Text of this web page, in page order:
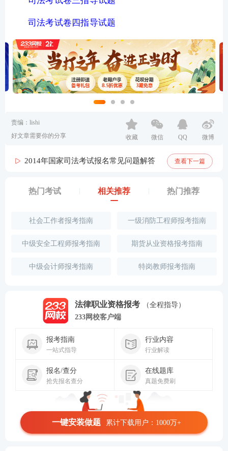
司法考试卷四指导试题
责编：lishi
好文章需要你的分享
收藏 微信 QQ 微博
2014年国家司法考试报名常见问题解答 查看下一篇
热门考试 相关推荐 热门推荐
社会工作者报考指南 一级消防工程师报考指南
中级安全工程师报考指南 期货从业资格报考指南
中级会计师报考指南 特岗教师报考指南
法律职业资格报考
（全程指导）
233网校客户端
报考指南
一站式指导
行业内容
行业解读
报名/查分
抢先报名查分
在线题库
真题免费刷
一键安装做题 累计下载用户：1000万+